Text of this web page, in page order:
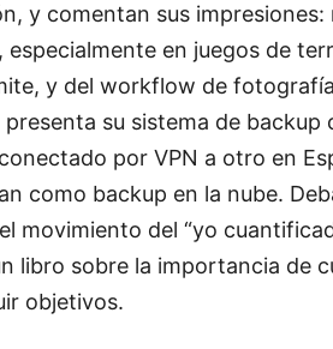
y comentan sus
especialmente en juegos de
y del workflow de
su sistema de backup
por VPN a otro en
como backup en la nube.
movimiento del “yo
libro sobre la importancia de
objetivos.